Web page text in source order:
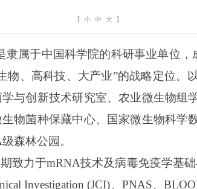
【 小 中 大 】
隶属于中国科学院的科研事业单位
、高科技、大产业”的战略定位。
与创新技术研究室、农业微生物组
物菌种保藏中心、国家微生物科学
森林公园。
致力于mRNA技术及病毒免疫学基础
Investigation (JCI)、PNAS、